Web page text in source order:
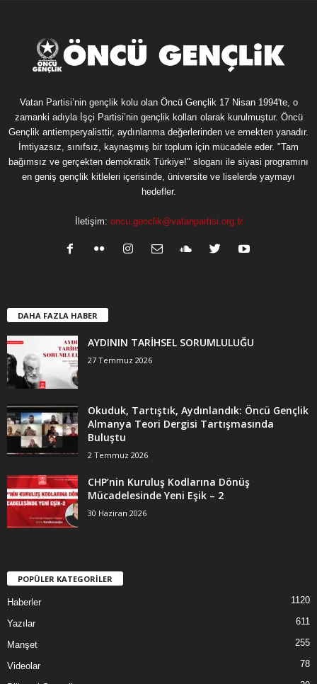
Vatan Partisi’nin gençlik kolu olan Öncü Gençlik 17 Nisan 1994'te, o
zamanki adıyla İşçi Partisi’nin gençlik kolları olarak kurulmuştur. Öncü
Gençlik antiemperyalisttir, aydınlanma değerlerinden ve emekten yanadır.
İmtiyazsız, sınıfsız, kaynaşmış bir toplum için mücadele eder. "Tam
bağımsız ve gerçekten demokratik Türkiye!" sloganı ile siyasi programını
en geniş gençlik kitleleri içerisinde, üniversite ve liselerde yaymayı
hedefler.
İletişim: oncu.genclik@vatanpartisi.org.tr
DAHA FAZLA HABER
AYDININ TARİHSEL SORUMLULUĞU
27 Temmuz 2026
Okuduk, Tartıştık, Aydınlandık: Öncü Gençlik
Almanya Teori Dergisi Tartışmasında
Buluştu
2 Temmuz 2026
CHP’nin Kuruluş Kodlarına Dönüş
Mücadelesinde Yeni Eşik – 2
30 Haziran 2026
POPÜLER KATEGORİLER
Haberler 1120
Yazılar 611
Manşet 255
Videolar 78